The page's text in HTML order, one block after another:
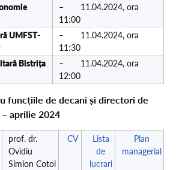
– 11.04.2024, ora
11:00
UMFST-
– 11.04.2024, ora
11:30
Bistrița
– 11.04.2024, ora
12:00
funcțiile de decani și directori de
aprilie 2024
prof. dr.
Ovidiu
Simion Cotoi
CV
Lista
de
lucrari
Plan
managerial